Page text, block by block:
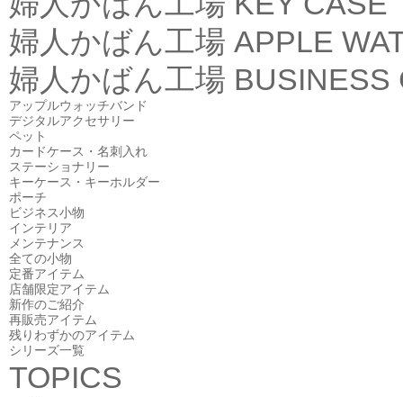
婦人かばん工場 APPLE
婦人かばん工場 BUSINESS
アップルウォッチバンド
デジタルアクセサリー
ペット
カードケース・名刺入れ
ステーショナリー
キーケース・キーホルダー
ポーチ
ビジネス小物
インテリア
メンテナンス
全ての小物
定番アイテム
店舗限定アイテム
新作のご紹介
再販売アイテム
残りわずかのアイテム
シリーズ一覧
TOPICS